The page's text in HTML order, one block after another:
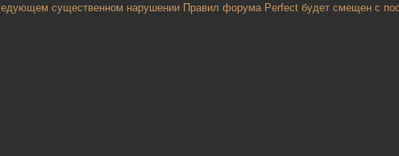
существенном нарушении Правил форума Perfect будет смещен с